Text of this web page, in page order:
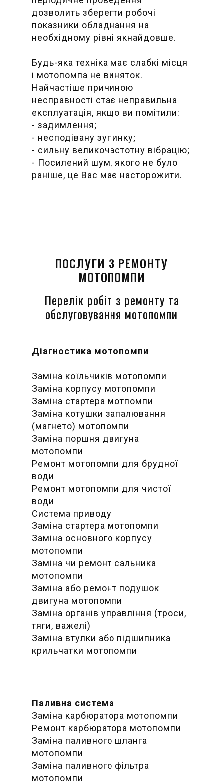
дозволить зберегти робочі
показники обладнання на
необхідному рівні якнайдовше.
Будь-яка техніка має слабкі місця
і мотопомпа не виняток.
Найчастіше причиною
несправності стає неправильна
експлуатація, якщо ви помітили:
- задимлення;
- несподівану зупинку;
- сильну великочастотну вібрацію;
- Посилений шум, якого не було
раніше, це Вас має насторожити.
ПОСЛУГИ З РЕМОНТУ
МОТОПОМПИ
Перелік робіт з ремонту та
обслуговування мотопомпи
Діагностика мотопомпи
Заміна коїльчиків мотопомпи
Заміна корпусу мотопомпи
Заміна стартера мотпомпи
Заміна котушки запалювання
(магнето) мотопомпи
Заміна поршня двигуна
мотопомпи
Ремонт мотопомпи для брудної
води
Ремонт мотопомпи для чистої
води
Система приводу
Заміна стартера мотопомпи
Заміна основного корпусу
мотопомпи
Заміна чи ремонт сальника
мотопомпи
Заміна або ремонт подушок
двигуна мотопомпи
Заміна органів управління (троси,
тяги, важелі)
Заміна втулки або підшипника
крильчатки мотопомпи
Паливна система
Заміна карбюратора мотопомпи
Ремонт карбюратора мотопомпи
Заміна паливного шланга
мотопомпи
Заміна паливного фільтра
мотопомпи